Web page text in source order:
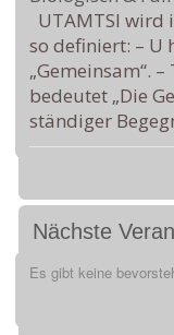
UTAMTSI wird
so definiert: – U
„Gemeinsam“.
bedeutet „Die
ständiger
Nächste
Es gibt keine